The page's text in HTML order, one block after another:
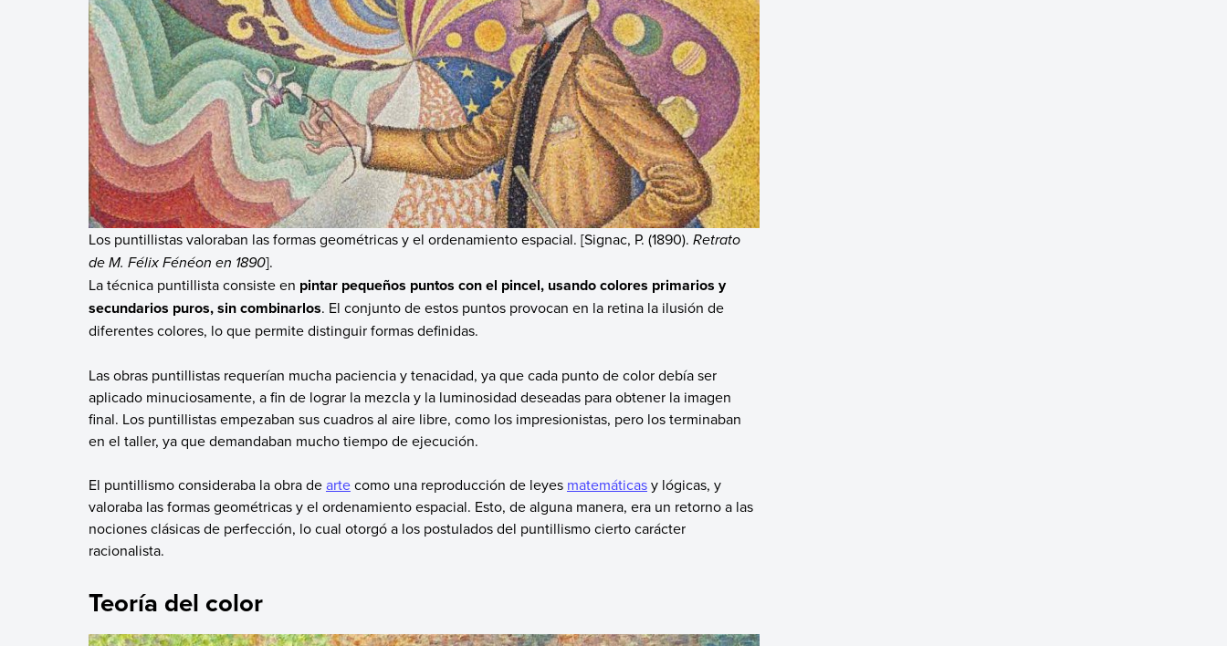
Los puntillistas valoraban las formas geométricas y el ordenamiento espacial. [​​Signac, P. (1890). Retrato
de M. Félix Fénéon en 1890].
La técnica puntillista consiste en pintar pequeños puntos con el pincel, usando colores primarios y
secundarios puros, sin combinarlos. El conjunto de estos puntos provocan en la retina la ilusión de
diferentes colores, lo que permite distinguir formas definidas.
Las obras puntillistas requerían mucha paciencia y tenacidad, ya que cada punto de color debía ser
aplicado minuciosamente, a fin de lograr la mezcla y la luminosidad deseadas para obtener la imagen
final. Los puntillistas empezaban sus cuadros al aire libre, como los impresionistas, pero los terminaban
en el taller, ya que demandaban mucho tiempo de ejecución.
El puntillismo consideraba la obra deartecomo una reproducción de leyes matemáticasy lógicas, y
valoraba las formas geométricas y el ordenamiento espacial. Esto, de alguna manera, era un retorno a las
nociones clásicas de perfección, lo cual otorgó a los postulados del puntillismo cierto carácter
racionalista.
Teoría del color